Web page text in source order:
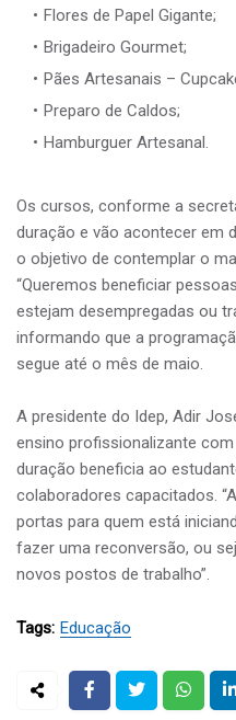
Flores de Papel Gigante;
Brigadeiro Gourmet;
Pães Artesanais –
Preparo de Caldos;
Hamburguer Artesanal.
Os cursos, conforme a
duração e vão acontecer em
o objetivo de contemplar o
“Queremos beneficiar
estejam desempregadas ou
informando que a
segue até o mês de maio.
A presidente do Idep, Adir
ensino profissionalizante
duração beneficia ao
colaboradores capacitados.
portas para quem está
fazer uma reconversão, ou
novos postos de trabalho”.
Tags: Educação